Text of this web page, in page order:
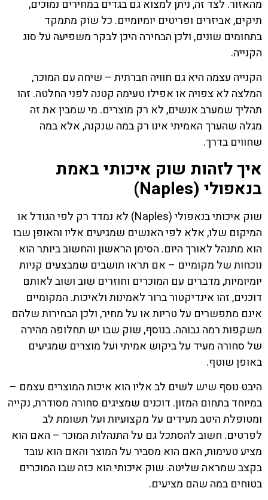
מהאזור. לצד זה, ניתן למצוא גם בגדים במחירים נמוכים,
תיקים, אביזרים ופריטים יומיומיים. כל שוק מתמקד
בתחומים שונים, ולכן הבחירה היכן לבקר משפיעה על סוג
הקנייה.
הקנייה עצמה היא גם חוויה חברתית – שיחה עם המוכר,
המלצה לא צפויה או אפילו טעימה קטנה לפני החלטה. זהו
תהליך שמערב אנשים, לא רק מוצרים. מי שמבין את זה
מגלה שהערך האמיתי אינו רק במה שנקנה, אלא במה
שחווים בדרך.
איך לזהות שוק איכותי באמת
בנאפולי (Naples)
שוק איכותי בנאפולי (Naples) לא נמדד רק לפי הגודל או
המיקום שלו, אלא לפי האנשים שמגיעים אליו והאופן שבו
הוא מתנהל לאורך היום. הסימן הראשון והחשוב ביותר הוא
נוכחות של מקומיים – אם תראו תושבים שמבצעים קניות
יומיומיות, מדברים עם המוכרים וחוזרים שוב ושוב לאותם
דוכנים, זהו אינדיקטור ברור לאמינות ולאיכות. המקומיים
אינם מתפשרים על טריות או על מחיר, ולכן הבחירות שלהם
משקפות רמה גבוהה. בנוסף, שוק שבו יש תחלופה מהירה
של סחורה מעיד על ביקוש אמיתי ועל מוצרים שמגיעים
באופן שוטף.
היבט נוסף שיש לשים לב אליו הוא איכות המוצרים עצמם –
במיוחד בתחום המזון. דוכנים שמציגים סחורה מסודרת, נקייה
ומטופלת היטב מעידים על מקצועיות ועל תשומת לב
לפרטים. חשוב להסתכל גם על התנהלות המוכר – האם הוא
מציע טעימות, האם הוא מסביר על המוצר והאם הוא עובד
בקצב שמראה שליטה. שוק איכותי הוא כזה שבו המוכרים
בטוחים במה שהם מציעים.